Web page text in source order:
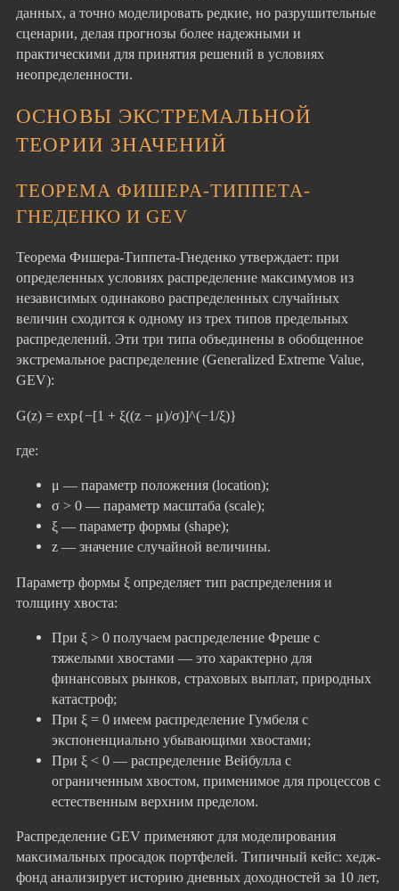
данных, а точно моделировать редкие, но разрушительные
сценарии, делая прогнозы более надежными и
практическими для принятия решений в условиях
неопределенности.
ОСНОВЫ ЭКСТРЕМАЛЬНОЙ
ТЕОРИИ ЗНАЧЕНИЙ
ТЕОРЕМА ФИШЕРА-ТИППЕТА-
ГНЕДЕНКО И GEV
Теорема Фишера-Типпета-Гнеденко утверждает: при
определенных условиях распределение максимумов из
независимых одинаково распределенных случайных
величин сходится к одному из трех типов предельных
распределений. Эти три типа объединены в обобщенное
экстремальное распределение (Generalized Extreme Value,
GEV):
G(z) = exp{−[1 + ξ((z − μ)/σ)]^(−1/ξ)}
где:
μ — параметр положения (location);
σ > 0 — параметр масштаба (scale);
ξ — параметр формы (shape);
z — значение случайной величины.
Параметр формы ξ определяет тип распределения и
толщину хвоста:
При ξ > 0 получаем распределение Фреше с
тяжелыми хвостами — это характерно для
финансовых рынков, страховых выплат, природных
катастроф;
При ξ = 0 имеем распределение Гумбеля с
экспоненциально убывающими хвостами;
При ξ < 0 — распределение Вейбулла с
ограниченным хвостом, применимое для процессов с
естественным верхним пределом.
Распределение GEV применяют для моделирования
максимальных просадок портфелей. Типичный кейс: хедж-
фонд анализирует историю дневных доходностей за 10 лет,